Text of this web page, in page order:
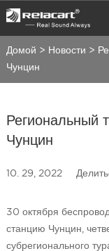
Домой > Новости >
Чунцин
Региональный
Чунцин
10. 29, 2022
30 октября
станцию Чунцин,
субрегионального